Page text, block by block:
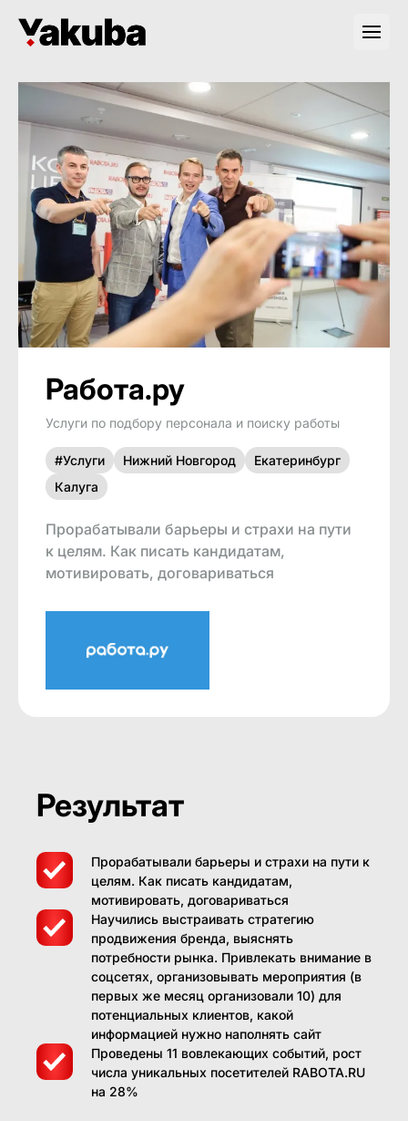
Работа.ру
Услуги по подбору персонала и поиску работы
#Услуги Нижний Новгород
Екатеринбург
Калуга
Прорабатывали барьеры и страхи на пути
к целям. Как писать кандидатам,
мотивировать, договариваться
Результат
Прорабатывали барьеры и страхи на пути к
целям. Как писать кандидатам,
мотивировать, договариваться
Научились выстраивать стратегию
продвижения бренда, выяснять
потребности рынка. Привлекать внимание в
соцсетях, организовывать мероприятия (в
первых же месяц организовали 10) для
потенциальных клиентов, какой
информацией нужно наполнять сайт
Проведены 11 вовлекающих событий, рост
числа уникальных посетителей RABOTA.RU
на 28%